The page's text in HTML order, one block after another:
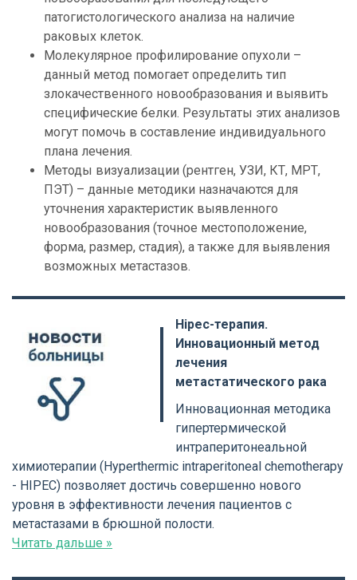
патогистологического анализа на наличие
раковых клеток.
Молекулярное профилирование опухоли –
данный метод помогает определить тип
злокачественного новообразования и выявить
специфические белки. Результаты этих анализов
могут помочь в составление индивидуального
плана лечения.
Методы визуализации (рентген, УЗИ, КТ, МРТ,
ПЭТ) – данные методики назначаются для
уточнения характеристик выявленного
новообразования (точное местоположение,
форма, размер, стадия), а также для выявления
возможных метастазов.
Hipec-терапия.
Инновационный метод
лечения
метастатического рака
Инновационная методика
гипертермической
интраперитонеальной
химиотерапии (Hyperthermic intraperitoneal chemotherapy
- HIPEC) позволяет достичь совершенно нового
уровня в эффективности лечения пациентов с
метастазами в брюшной полости.
Читать дальше »